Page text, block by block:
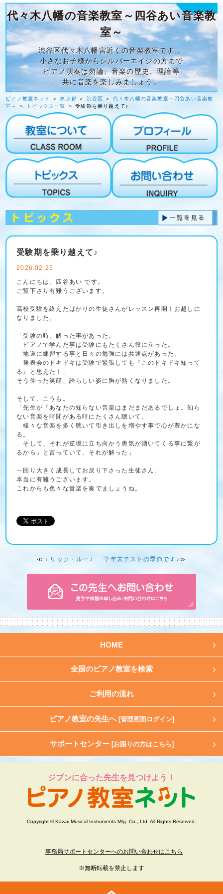
代々木八幡の音楽教室～四谷あい音楽教
室～
渋谷区代々木八幡宮近くの音楽教室です 。
小さなお子様からシルバーエイジの方まで
ピアノ演奏は勿論、音楽の歴史、理論等
共に音楽を楽しみましょう。
ピアノ教室ネット ＞東京都 ＞ 渋谷区 ＞ 代々木八幡の音楽教室～四谷あい音楽教
室～
＞ トピックス一覧 ＞ 受験期を乗り越えて♪
受験期を乗り越えて♪
2026.02.25
こんにちは、四谷あい です。
ご覧下さり有難うございます。
高校受験を終えたばかりの生徒さんがレッスン再開！お越しに
なりました。
「受験の時、解った事があった。
ピアノで学んだ事は受験にもたくさん役に立った。
地道に練習する事と日々の勉強には共通点があった。
発表会のドキドキは受験で緊張しても『このドキドキ知って
る』と思えた！」
そう仰った笑顔、誇らしい姿に胸が熱くなりました。
そして、こうも。
「先生が『あなたの知らない音楽はまだまだあるでしょ。知ら
ない音楽を時間がある時にたくさん聴いて。
様々な音楽を多く聴いて引き出しを増やす事で心が豊かにな
る。
そして、それが逆境に立ち向かう勇気が湧いてくる事に繋が
るから』と言っていて、それが解った」
一回り大きく成長してお戻り下さった生徒さん。
本当に有難うございます。
これからも色々な音楽を奏でましょうね。
≪エリック・ルー♪ 学年末テストの季節です♪≫
HOME
全国のピアノ教室を検索
ご利用の流れ
ピアノ教室の先生へ [管理画面ログイン]
サポートセンター [お困りの方はこちら]
ジブンに合った先生を見つけよう！
Copyright © Kawai Musical Instruments Mfg. Co., Ltd. All Rights Reserved.
事務局サポートセンターへのお問い合わせはこちら
※無断転載を禁止します